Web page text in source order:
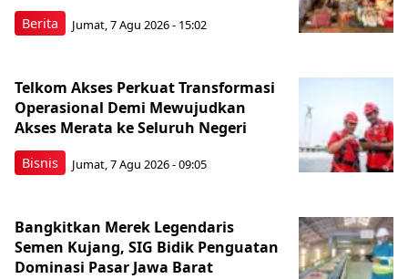
Berita Jumat, 7 Agu 2026 - 15:02
Bisnis
Telkom Akses Perkuat Transformasi
Operasional Demi Mewujudkan
Akses Merata ke Seluruh Negeri
Jumat, 7 Agu 2026 - 09:05
Bangkitkan Merek Legendaris
Semen Kujang, SIG Bidik Penguatan
Dominasi Pasar Jawa Barat